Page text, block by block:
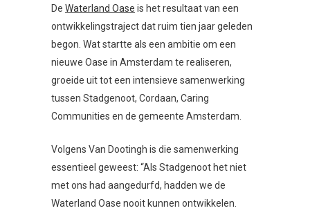
De Waterland Oase is het resultaat van een
ontwikkelingstraject dat ruim tien jaar geleden
begon. Wat startte als een ambitie om een
nieuwe Oase in Amsterdam te realiseren,
groeide uit tot een intensieve samenwerking
tussen Stadgenoot, Cordaan, Caring
Communities en de gemeente Amsterdam.
Volgens Van Dootingh is die samenwerking
essentieel geweest: “Als Stadgenoot het niet
met ons had aangedurfd, hadden we de
Waterland Oase nooit kunnen ontwikkelen.